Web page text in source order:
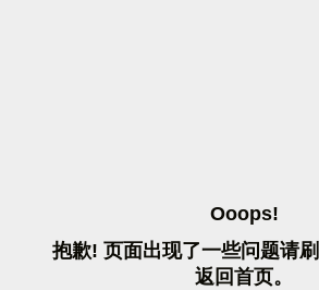
OOOPS!
抱歉! 页面出现了一些问题请刷
返 回首页。